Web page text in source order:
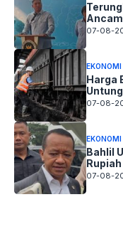
07-08-
EKONOMI
Harga
Untung
07-08-
EKONOMI
Bahlil
Rupiah
07-08-